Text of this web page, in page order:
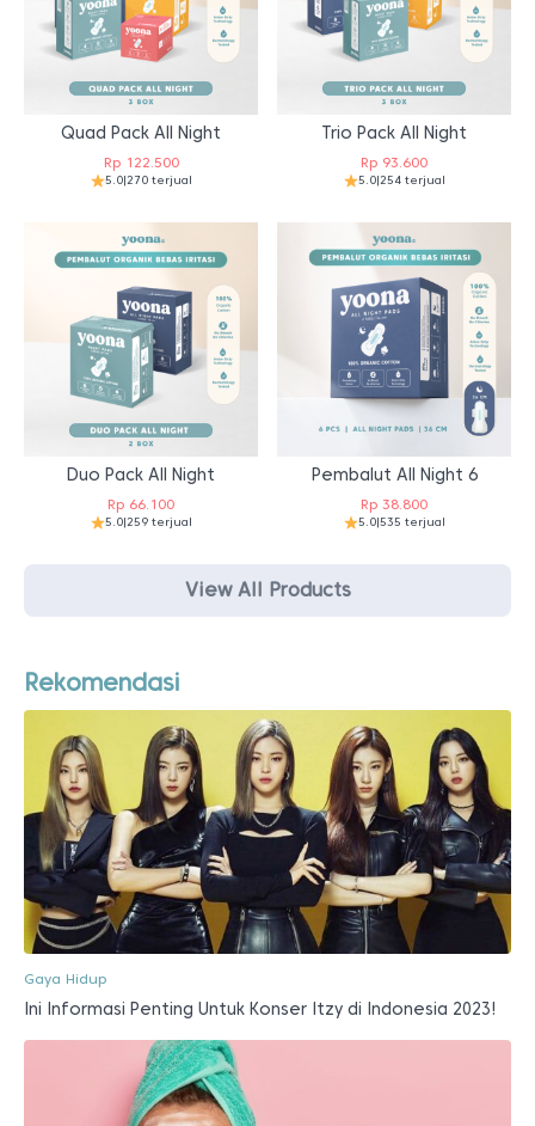
Quad Pack All Night
Rp122.500
5.0|270 terjual
Trio Pack All Night
Rp 93.600
5.0|254 terjual
Duo Pack All Night
Rp 66.100
5.0|259 terjual
Pembalut All Night 6
Rp 38.800
5.0|535 terjual
View All Products
Rekomendasi
Gaya Hidup
Ini Informasi Penting Untuk Konser Itzy di Indonesia 2023!